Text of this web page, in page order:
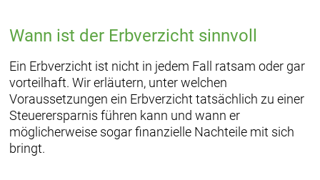
Wann ist der Erbverzicht sinnvoll
Ein Erbverzicht ist nicht in jedem Fall ratsam oder gar
vorteilhaft. Wir erläutern, unter welchen
Voraussetzungen ein Erbverzicht tatsächlich zu einer
Steuerersparnis führen kann und wann er
möglicherweise sogar finanzielle Nachteile mit sich
bringt.